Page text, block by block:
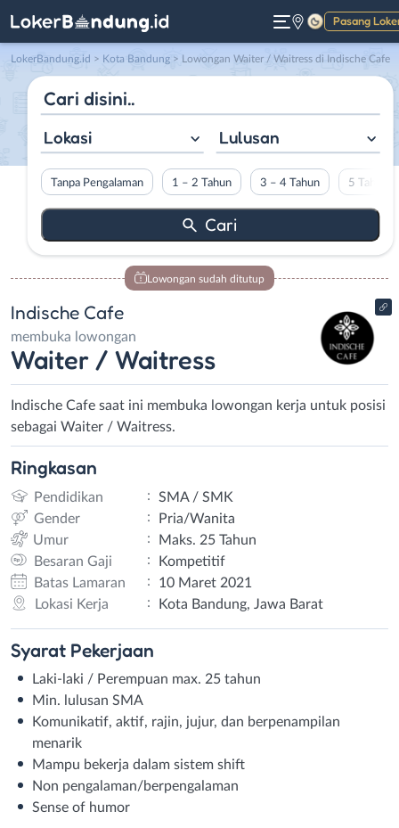
Pasang
Gelap
LokerBandung.id > Kota Bandung > Lowongan Waiter / Waitress di Indische Cafe
Lokasi Lulusan
Tanpa Pengalaman 1 – 2 Tahun 3 – 4 Tahun 5 Tahun
Lowongan sudah ditutup
Indische Cafe
membuka lowongan
Waiter / Waitress
Indische Cafe saat ini membuka lowongan kerja untuk posisi
sebagai Waiter / Waitress.
Ringkasan
Pendidikan :
SMA / SMK
Gender
:
Pria/Wanita
Umur
:
Maks. 25 Tahun
Besaran Gaji
:
Kompetitif
Batas Lamaran
:
10 Maret 2021
Lokasi Kerja
: Kota Bandung, Jawa Barat
Syarat Pekerjaan
Laki-laki / Perempuan max. 25 tahun
Min. lulusan SMA
Komunikatif, aktif, rajin, jujur, dan berpenampilan
menarik
Mampu bekerja dalam sistem shift
Non pengalaman/berpengalaman
Sense of humor